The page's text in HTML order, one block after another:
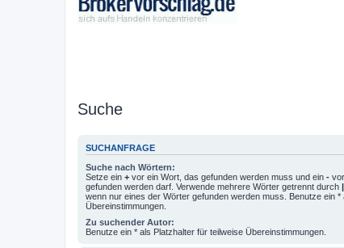
Suche
SUCHANFRAGE
Suche nach Wörtern:
Setze ein + vor ein Wort, das gefunden werden muss und ein -
gefunden werden darf. Verwende mehrere Wörter getrennt durch |
wenn nur eines der Wörter gefunden werden muss. Benutze ein *
Übereinstimmungen.
Zu suchender Autor:
Benutze ein * als Platzhalter für teilweise Übereinstimmungen.